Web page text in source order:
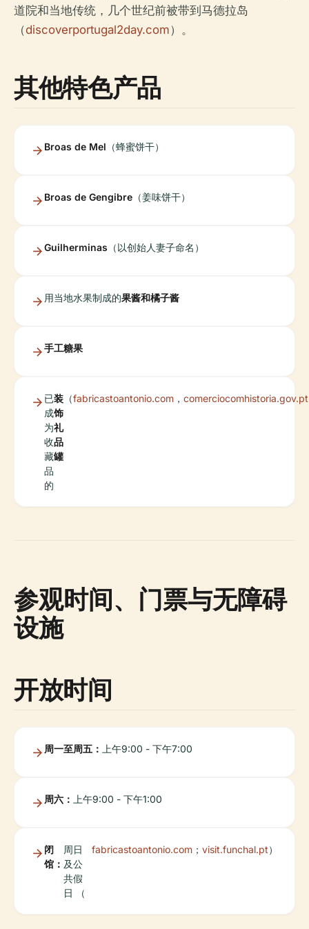
道院和当地传统，几个世纪前被带到马德拉岛
（discoverportugal2day.com）。
其他特色产品
Broas de Mel （蜂蜜饼干）
Broas de Gengibre （姜味饼干）
Guilherminas （以创始人妻子命名）
用当地水果制成的果酱和橘子酱
手工糖果
已
成
为
收
藏
品
的
装
饰
礼
品
罐
（fabricastoantonio.com ， comerciocomhistoria.gov.pt
参观时间、门票与无障碍
设施
开放时间
周一至周五： 上午9:00 - 下午7:00
周六： 上午9:00 - 下午1:00
闭
馆：
周日
及公
共假
日 （
fabricastoantonio.com ； visit.funchal.pt）